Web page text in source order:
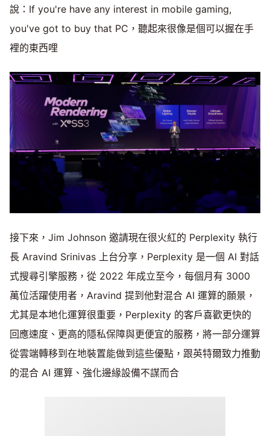
說：If you're have any interest in mobile gaming,
you've got to buy that PC，聽起來很像是個可以握在手
裡的東西哩
接下來，Jim Johnson 邀請現在很火紅的 Perplexity 執行
長 Aravind Srinivas 上台分享，Perplexity 是一個 AI 對話
式搜尋引擎服務，從 2022 年成立至今，每個月有 3000
萬位活躍使用者，Aravind 提到他對混合 AI 運算的願景，
尤其是本地化運算很重要，Perplexity 的客戶喜歡更快的
回應速度、更高的隱私保障與更便宜的服務，將一部分運算
從雲端轉移到在地裝置能做到這些優點，跟英特爾致力推動
的混合 AI 運算、強化邊緣設備不謀而合